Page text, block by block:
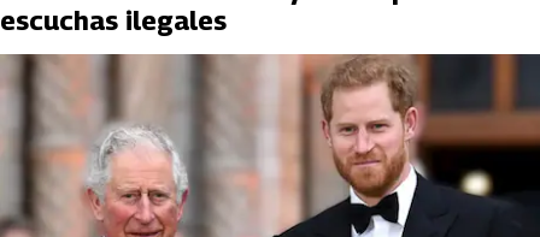
escuchas ilegales